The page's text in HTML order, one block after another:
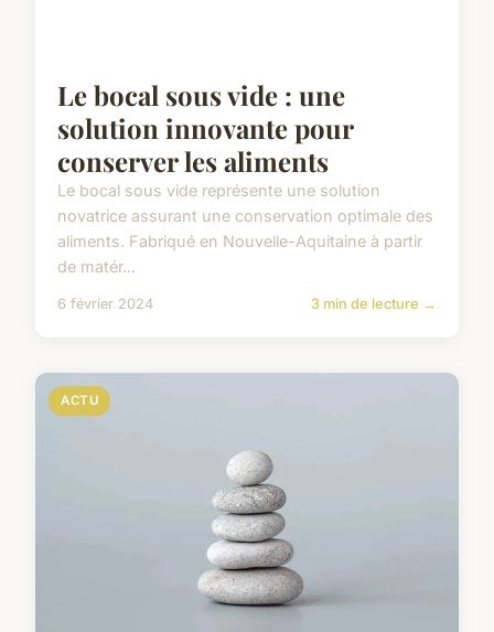
Le bocal sous vide : une
solution innovante pour
conserver les aliments
Le bocal sous vide représente une solution
novatrice assurant une conservation optimale des
aliments. Fabriqué en Nouvelle-Aquitaine à partir
de matér...
6 février 2024 3 min de lecture →
ACTU